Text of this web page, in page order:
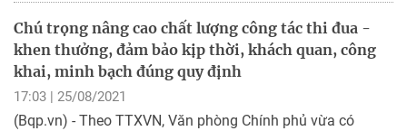
Chú trọng nâng cao chất lượng công tác thi đua -
khen thưởng, đảm bảo kịp thời, khách quan, công
khai, minh bạch đúng quy định
17:03 | 25/08/2021
(Bqp.vn) - Theo TTXVN, Văn phòng Chính phủ vừa có